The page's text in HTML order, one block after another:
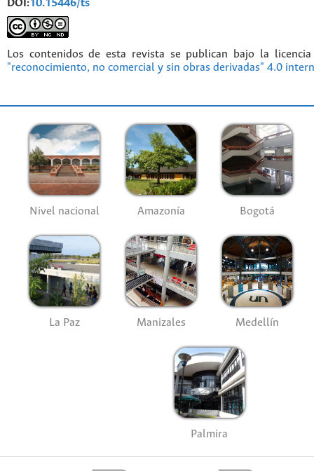
DOI:10.15446/ts
Los contenidos de esta revista se publican bajo la
"reconocimiento, no comercial y sin obras derivadas" 4.0
Nivel nacional Amazonía Bogotá
La Paz Manizales Medellín
Palmira